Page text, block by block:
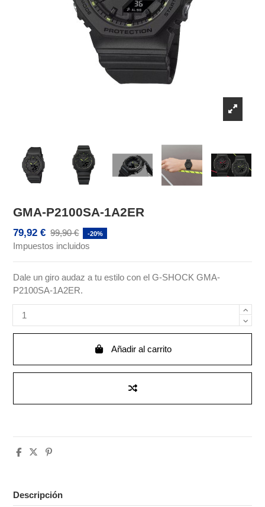
GMA-P2100SA-1A2ER
79,92 € 99,90 € -20%
Impuestos incluidos
Dale un giro audaz a tu estilo con el G-SHOCK GMA-
P2100SA-1A2ER.
Añadir al carrito
Descripción